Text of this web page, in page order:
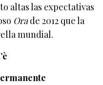
altas las expectativas
Orade 2012 que la
mundial.